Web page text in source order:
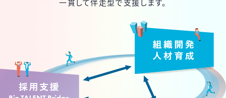
一貫して伴走型で支援します。